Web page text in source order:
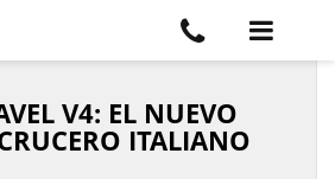
V4 FICHA TÉCNICA '
V4: EL NUEVO
ITALIANO